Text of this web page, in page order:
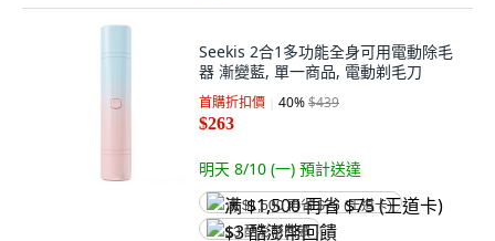
Seekis 2合1多功能全身可用電動除毛
器 漸變藍, 單一商品, 電動剃毛刀
首購折扣價 40%$439
$263
明天 8/10 (一) 預計送達
满 $1,500 再省 $75 (王道卡)
$3 酷澎幣回饋